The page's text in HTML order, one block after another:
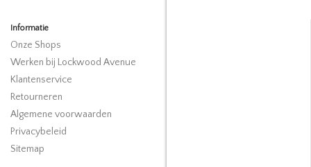
Informatie
Onze Shops
Werken bij Lockwood Avenue
Klantenservice
Retourneren
Algemene voorwaarden
Privacybeleid
Sitemap